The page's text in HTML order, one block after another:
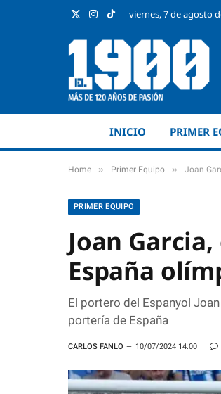
X
Instagram
TikTokviernes, 7 de agosto
INICIO PRIMER
Home » Primer Equipo » Joan
PRIMER EQUIPO
Joan
España
El portero del Espanyol
portería de España
CARLOS FANLO 10/07/2024 14:00